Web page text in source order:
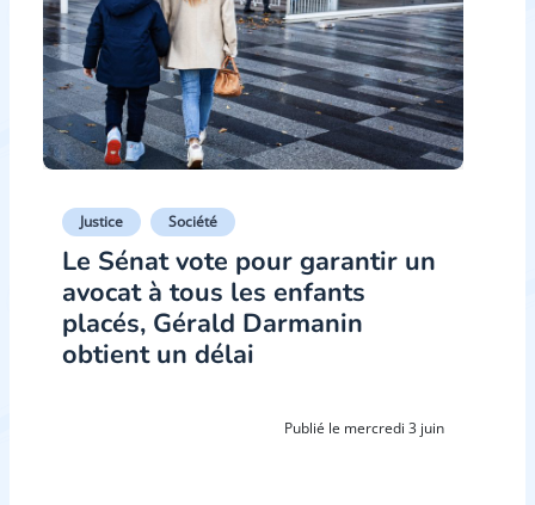
Justice Société
Le Sénat vote pour garantir un
avocat à tous les enfants
placés, Gérald Darmanin
obtient un délai
Publié le mercredi 3 juin